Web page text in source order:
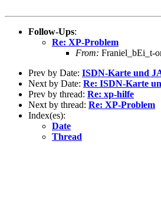
Follow-Ups:
Re: XP-Problem
From: Franiel_bEi_t-
Prev by Date: ISDN-Karte und
Next by Date: Re: ISDN-Karte
Prev by thread: Re: xp-hilfe
Next by thread: Re: XP-Problem
Index(es):
Date
Thread